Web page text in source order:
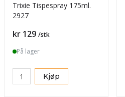
Trixie Tispespray 175ml.
2927
Pris
kr 129 /stk
På lager
Kjøp